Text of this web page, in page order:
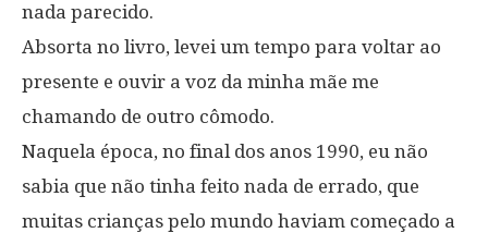
nada parecido.
Absorta no livro, levei um tempo para voltar ao
presente e ouvir a voz da minha mãe me
chamando de outro cômodo.
Naquela época, no final dos anos 1990, eu não
sabia que não tinha feito nada de errado, que
muitas crianças pelo mundo haviam começado a